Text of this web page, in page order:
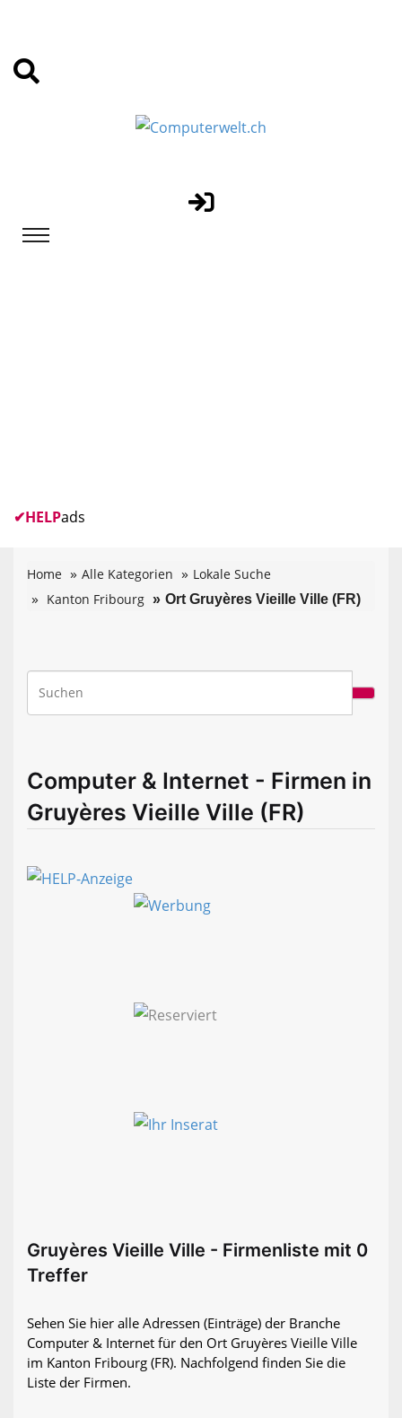
✔HELPads
Home Alle Kategorien
Lokale Suche
Kanton Fribourg
Ort Gruyères Vieille Ville (FR)
Computer & Internet - Firmen in
Gruyères Vieille Ville (FR)
Gruyères Vieille Ville - Firmenliste mit 0
Treffer
Sehen Sie hier alle Adressen (Einträge) der Branche
Computer & Internet für den Ort Gruyères Vieille Ville
im Kanton Fribourg (FR). Nachfolgend finden Sie die
Liste der Firmen.